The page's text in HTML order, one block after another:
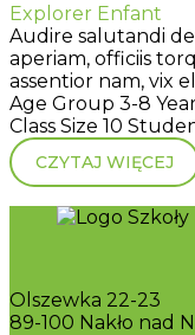
Explorer Enfant
Audire salutandi
aperiam, officiis
assentior nam, vix
Age Group 3-8
Class Size 10
CZYTAJ WIĘCEJ
Olszewka 22-23
89-100 Nakło nad